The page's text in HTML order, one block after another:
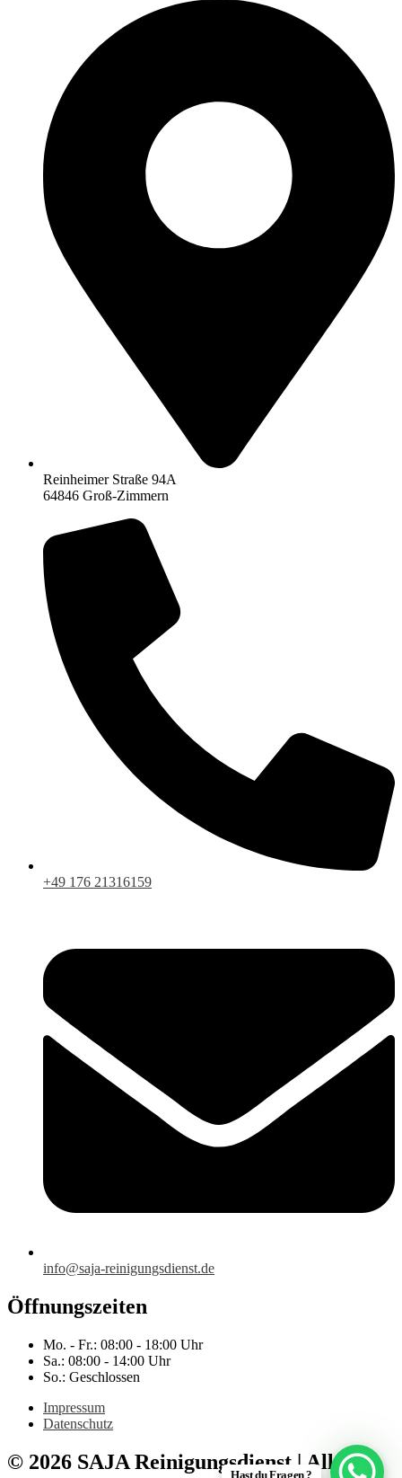
Reinheimer Straße 94A
64846 Groß-Zimmern
+49 176 21316159
info@saja-reinigungsdienst.de
Öffnungszeiten
Mo. - Fr.: 08:00 - 18:00 Uhr
Sa.: 08:00 - 14:00 Uhr
So.: Geschlossen
Impressum
Datenschutz
© 2026 SAJA Reinigungsdienst | Alle
Hast du Fragen ?